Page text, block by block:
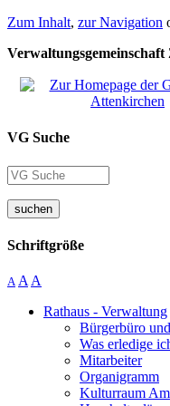
Zum Inhalt, zur Navigation
Verwaltungsgemeinschaft
VG Suche
suchen
Schriftgröße
A A A
Rathaus - Verwaltung
Bürgerbüro
Was erledige
Mitarbeiter
Organigramm
Kulturraum